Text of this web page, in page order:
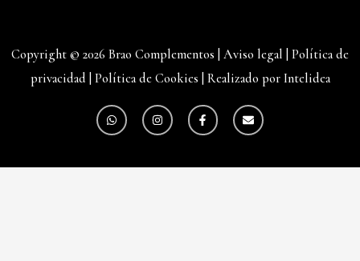
Copyright © 2026 Brao Complementos | Aviso legal Política de
privacidad Política de Cookies Realizado por Intelidea
W
h
a
a
I
n
s
g
F
a
c
o
E
n
v
o